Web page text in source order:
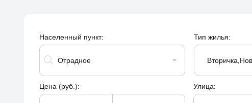
Населенный пункт:
Отрадное
Тип жилья:
Цена (руб.): Улица: